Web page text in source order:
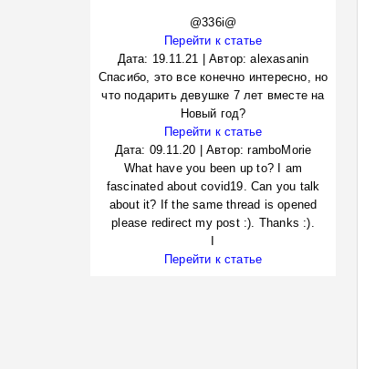
@336i@
Перейти к статье
Дата: 19.11.21 |Автор:alexasanin
Спасибо, это все конечно интересно, но
что подарить девушке 7 лет вместе на
Новый год?
Перейти к статье
Дата: 09.11.20 |Автор:ramboMorie
What have you been up to? I am
fascinated about covid19. Can you talk
about it? If the same thread is opened
please redirect my post :). Thanks :).
Перейти к статье